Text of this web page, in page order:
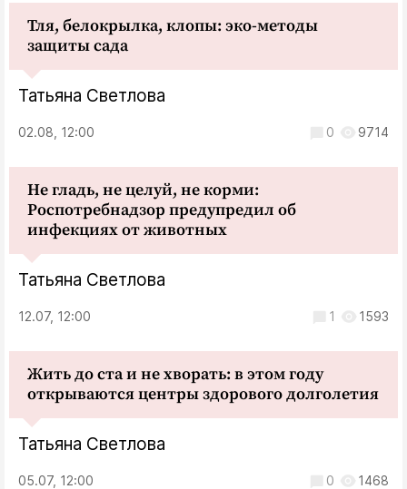
Тля, белокрылка, клопы: эко-методы
защиты сада
Татьяна Светлова
02.08, 12:00 0 9714
Не гладь, не целуй, не корми:
Роспотребнадзор предупредил об
инфекциях от животных
Татьяна Светлова
12.07, 12:00 1 1593
Жить до ста и не хворать: в этом году
открываются центры здорового долголетия
Татьяна Светлова
05.07, 12:00 0 1468